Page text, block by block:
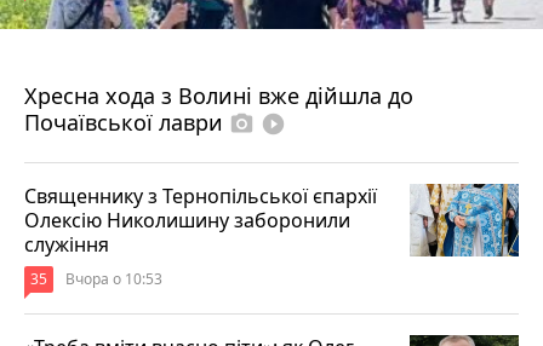
Хресна хода з Волині вже дійшла до
Почаївської лаври photo_camera play_circle_filled
Священнику з Тернопільської єпархії
Олексію Николишину заборонили
служіння
35 Вчора о 10:53